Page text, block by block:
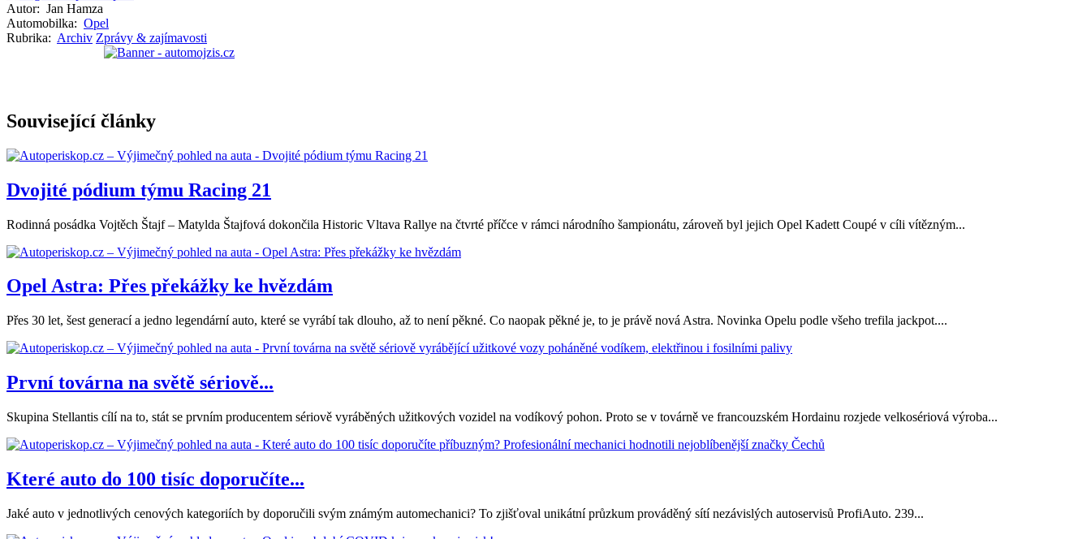
Autor: Jan Hamza
Automobilka: Opel
Rubrika: Archiv Zprávy & zajímavosti
Související články
Dvojité pódium týmu Racing 21
Rodinná posádka Vojtěch Štajf – Matylda Štajfová dokončila Historic Vltava Rallye na čtvrté příčce v rámci národního šampionátu, zároveň byl jejich Opel Kadett Coupé v cíli vítězným...
Opel Astra: Přes překážky ke hvězdám
Přes 30 let, šest generací a jedno legendární auto, které se vyrábí tak dlouho, až to není pěkné. Co naopak pěkné je, to je právě nová Astra. Novinka Opelu podle všeho trefila jackpot....
První továrna na světě sériově...
Skupina Stellantis cílí na to, stát se prvním producentem sériově vyráběných užitkových vozidel na vodíkový pohon. Proto se v továrně ve francouzském Hordainu rozjede velkosériová výroba...
Které auto do 100 tisíc doporučíte...
Jaké auto v jednotlivých cenových kategoriích by doporučili svým známým automechanici? To zjišťoval unikátní průzkum prováděný sítí nezávislých autoservisů ProfiAuto. 239...